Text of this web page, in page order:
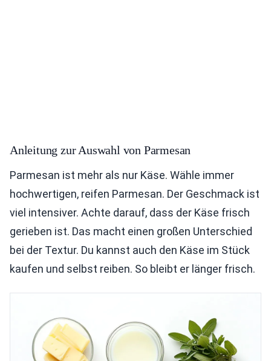
Anleitung zur Auswahl von Parmesan
Parmesan ist mehr als nur Käse. Wähle immer
hochwertigen, reifen Parmesan. Der Geschmack ist
viel intensiver. Achte darauf, dass der Käse frisch
gerieben ist. Das macht einen großen Unterschied
bei der Textur. Du kannst auch den Käse im Stück
kaufen und selbst reiben. So bleibt er länger frisch.